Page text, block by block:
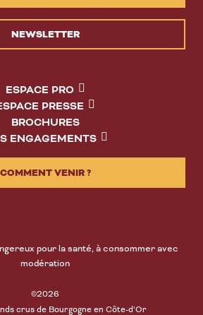
NEWSLETTER
ESPACE PRO
PRESSE
BROCHURES
ENGAGEMENTS
COMMENT VENIR ?
pour la santé, à consommer avec
modération
©2026
crus de Bourgogne en Côte-d’Or